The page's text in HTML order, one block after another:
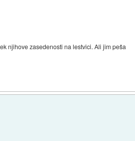
njihove zasedenosti na lestvici. Ali jim peša